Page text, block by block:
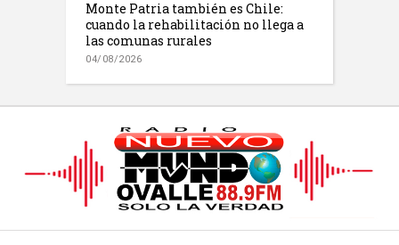
Monte Patria también es Chile:
cuando la rehabilitación no llega a
las comunas rurales
04/08/2026